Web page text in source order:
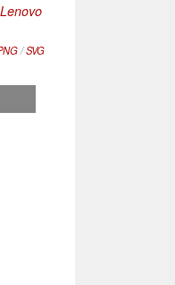
Lenovo
/SVG